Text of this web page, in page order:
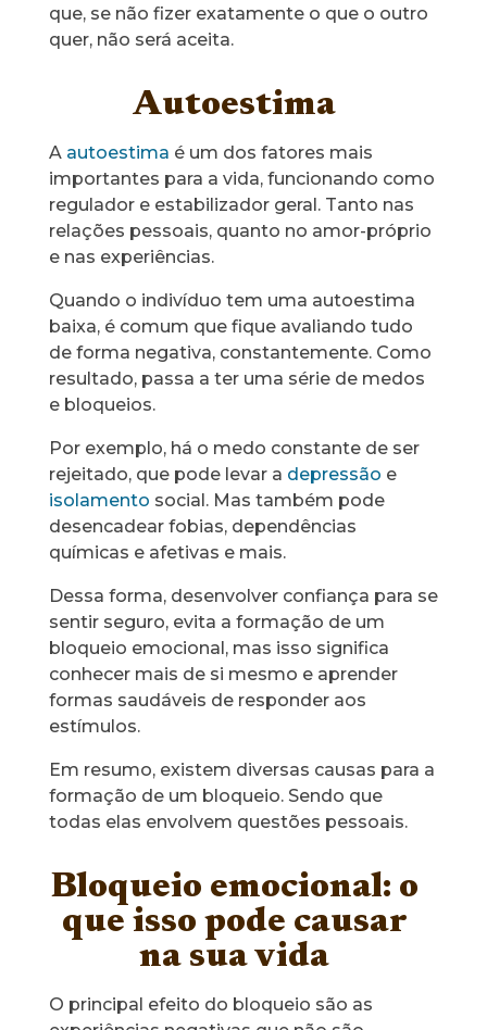
que, se não fizer exatamente o que o outro
quer, não será aceita.
Autoestima
Aautoestima é um dos fatores mais
importantes para a vida, funcionando como
regulador e estabilizador geral. Tanto nas
relações pessoais, quanto no amor-próprio
e nas experiências.
Quando o indivíduo tem uma autoestima
baixa, é comum que fique avaliando tudo
de forma negativa, constantemente. Como
resultado, passa a ter uma série de medos
e bloqueios.
Por exemplo, há o medo constante de ser
rejeitado, que pode levar a depressão e
isolamento social. Mas também pode
desencadear fobias, dependências
químicas e afetivas e mais.
Dessa forma, desenvolver confiança para se
sentir seguro, evita a formação de um
bloqueio emocional, mas isso significa
conhecer mais de si mesmo e aprender
formas saudáveis de responder aos
estímulos.
Em resumo, existem diversas causas para a
formação de um bloqueio. Sendo que
todas elas envolvem questões pessoais.
Bloqueio emocional: o
que isso pode causar
na sua vida
O principal efeito do bloqueio são as